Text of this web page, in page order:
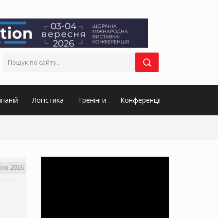
Логістика Тренінги Конференції
2016